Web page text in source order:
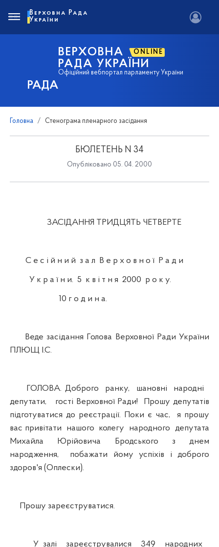
РАДА
ВЕРХОВНА ONLINE
РАДА УКРАЇНИ
Офіційний вебпортал парламенту України
Верховна Рада
України
Головна Стенограма пленарного засідання
БЮЛЕТЕНЬ N 34
Опубліковано 05. 04. 2000
ЗАСІДАННЯ ТРИДЦЯТЬ ЧЕТВЕРТЕ
С е с і й н и й з а л В е р х о в н о ї Р а д и
У к р а ї н и. 5 к в і т н я 2000 р о к у.
10 г о д и н а.
Веде засідання Голова Верховної Ради України
ПЛЮЩ І.С.
ГОЛОВА. Доброго ранку, шановні народні
депутати, гості Верховної Ради! Прошу депутатів
підготуватися до реєстрації. Поки є час, я прошу
вас привітати нашого колегу народного депутата
Михайла Юрійовича Бродського з днем
народження, побажати йому успіхів і доброго
здоров'я (Оплески).
Прошу зареєструватися.
У залі зареєструвалися 349 народних